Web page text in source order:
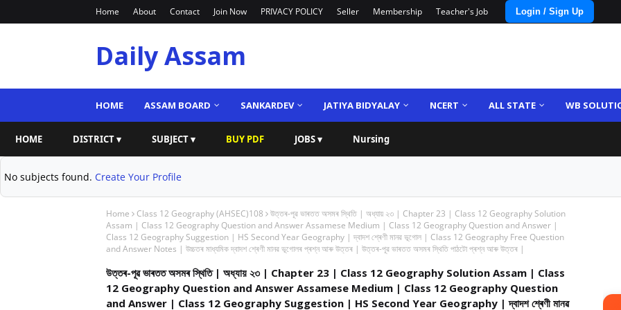
Home About Contact Join Now PRIVACY POLICY Seller Membership Teacher's Job Login / Sign Up
Daily Assam
HOME ASSAM BOARD SANKARDEV JATIYA BIDYALAY NCERT ALL STATE WB
HOME DISTRICT ▾ SUBJECT ▾ BUY PDF JOBS ▾ Nursing
No subjects found. Create Your Profile
Home Class 12 Geography (AHSEC)108
উত্তৰ-পূৱ ভাৰতত অসমৰ স্থিতি | অধ্যায় ২৩ | Chapter 23 | Class 12 Geography Solution
Assam | Class 12 Geography Question and Answer Assamese Medium | Class 12 Geography Question and Answer |
Class 12 Geography Suggestion | HS Second Year Geography | দ্বাদশ শ্ৰেণী মানৱ ভূগোল | Class 12 Geography Free Question
and Answer Notes | উচ্চতৰ মাধ্যমিক দ্বাদশ শ্ৰেণী মানৱ ভূগোলৰ প্ৰশ্ন আৰু উত্তৰ | উত্তৰ-পূৱ ভাৰতত অসমৰ স্থিতি পাঠটো প্ৰশ্ন আৰু উত্তৰ |
উত্তৰ-পূৱ ভাৰতত অসমৰ স্থিতি | অধ্যায় ২৩ | Chapter 23 | Class 12 Geography Solution Assam | Class
12 Geography Question and Answer Assamese Medium | Class 12 Geography Question
and Answer | Class 12 Geography Suggestion | HS Second Year Geography | দ্বাদশ শ্ৰেণী মানৱ